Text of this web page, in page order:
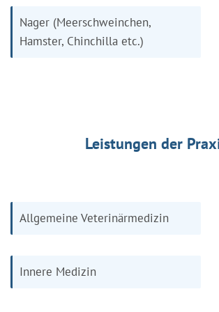
Nager (Meerschweinchen,
Hamster, Chinchilla etc.)
Leistungen der
Allgemeine Veterinärmedizin
Innere Medizin